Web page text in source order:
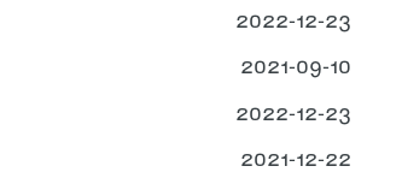
2022-12-23
2021-09-10
2022-12-23
2021-12-22